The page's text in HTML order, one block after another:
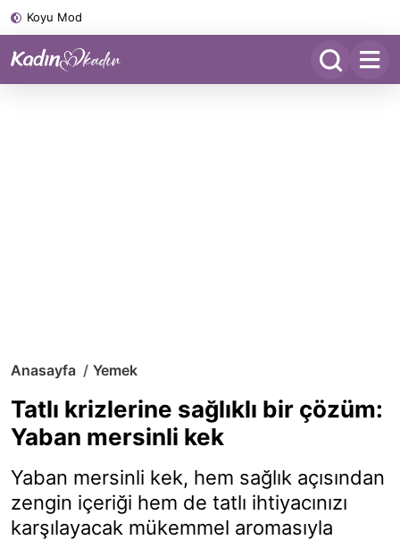
Koyu Mod
Anasayfa Yemek
Tatlı krizlerine sağlıklı bir çözüm:
Yaban mersinli kek
Yaban mersinli kek, hem sağlık açısından
zengin içeriği hem de tatlı ihtiyacınızı
karşılayacak mükemmel aromasıyla